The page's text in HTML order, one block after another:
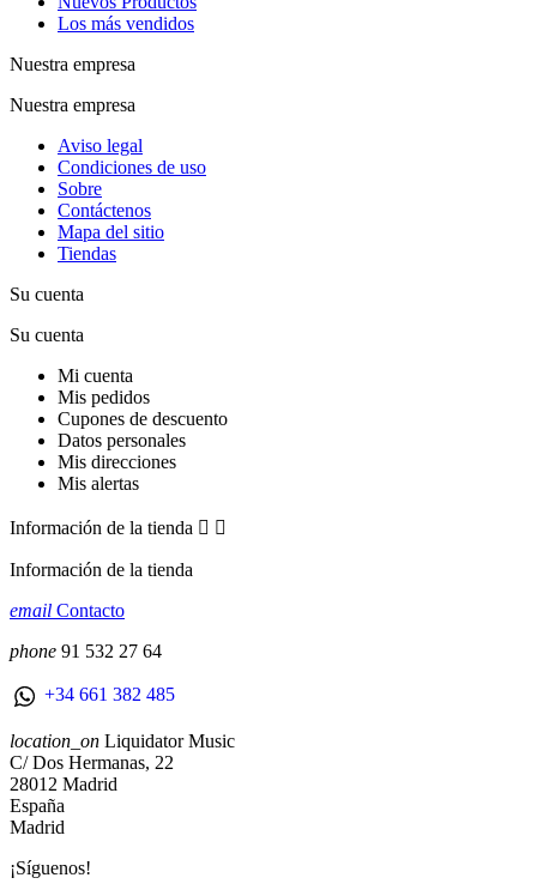
Los más vendidos
Nuestra empresa
Nuestra empresa
Aviso legal
Condiciones de uso
Sobre
Contáctenos
Mapa del sitio
Tiendas
Su cuenta
Su cuenta
Mi cuenta
Mis pedidos
Cupones de descuento
Datos personales
Mis direcciones
Mis alertas
Información de la tienda  
Información de la tienda
email Contacto
phone 91 532 27 64
+34 661 382 485
location_on Liquidator Music
C/ Dos Hermanas, 22
28012 Madrid
España
Madrid
¡Síguenos!